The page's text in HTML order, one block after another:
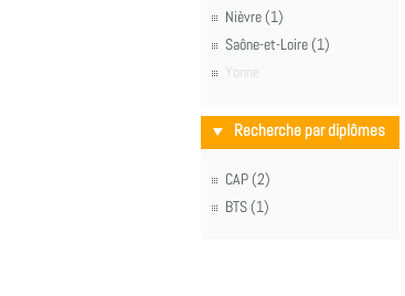
Nièvre (1)
Saône-et-Loire (1)
Yonne
Recherche par diplômes
CAP (2)
BTS (1)